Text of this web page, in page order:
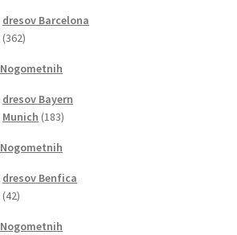
dresov Barcelona
362362
Nogometnih
dresov Bayern
Munich 183183
Nogometnih
dresov Benfica
4242
Nogometnih